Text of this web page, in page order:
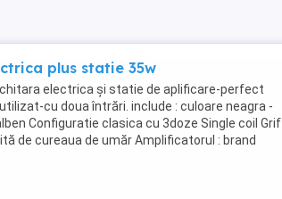
plus statie 35w
electrica și statie de aplificare-perfect
cu doua întrări. include : culoare neagra -
Configuratie clasica cu 3doze Single coil Grif
de cureaua de umăr Amplificatorul : brand
...